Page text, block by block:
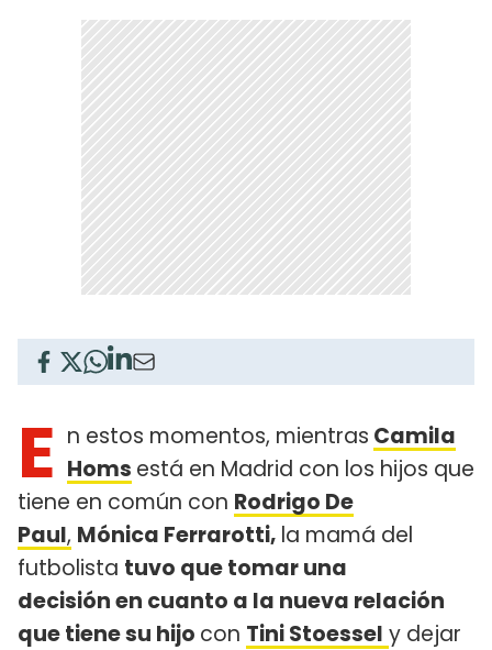
E n estos momentos, mientras Camila
Homs está en Madrid con los hijos que
tiene en común con Rodrigo De
Paul, Mónica Ferrarotti, la mamá del
futbolista tuvo que tomar una
decisión en cuanto a la nueva relación
que tiene su hijo con Tini Stoessel y dejar